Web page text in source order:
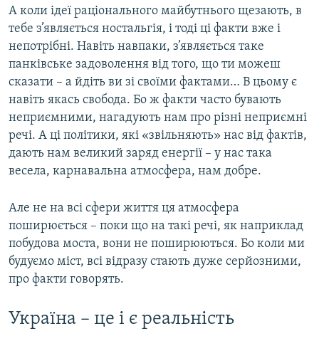
А коли ідеї раціонального майбутнього щезають, в
тебе з’являється ностальгія, і тоді ці факти вже і
непотрібні. Навіть навпаки, з’являється таке
панківське задоволення від того, що ти можеш
сказати – а йдіть ви зі своїми фактами… В цьому є
навіть якась свобода. Бо ж факти часто бувають
неприємними, нагадують нам про різні неприємні
речі. А ці політики, які «звільняють» нас від фактів,
дають нам великий заряд енергії – у нас така
весела, карнавальна атмосфера, нам добре.
Але не на всі сфери життя ця атмосфера
поширюється – поки що на такі речі, як наприклад
побудова моста, вони не поширюються. Бо коли ми
будуємо міст, всі відразу стають дуже серйозними,
про факти говорять.
Україна – це і є реальність